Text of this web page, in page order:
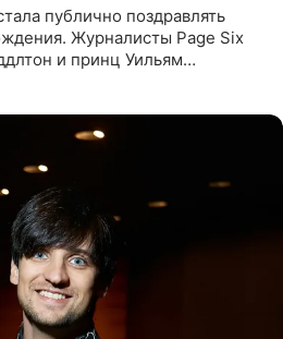
публично поздравлять
Журналисты Page Six
и принц Уильям